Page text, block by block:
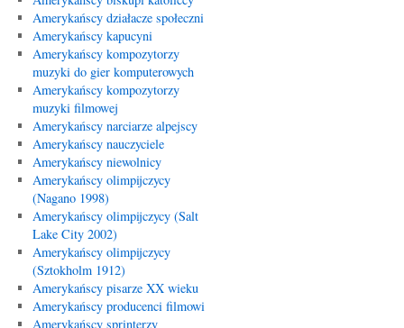
Amerykańscy działacze społeczni
Amerykańscy kapucyni
Amerykańscy kompozytorzy
muzyki do gier komputerowych
Amerykańscy kompozytorzy
muzyki filmowej
Amerykańscy narciarze alpejscy
Amerykańscy nauczyciele
Amerykańscy niewolnicy
Amerykańscy olimpijczycy
(Nagano 1998)
Amerykańscy olimpijczycy (Salt
Lake City 2002)
Amerykańscy olimpijczycy
(Sztokholm 1912)
Amerykańscy pisarze XX wieku
Amerykańscy producenci filmowi
Amerykańscy sprinterzy